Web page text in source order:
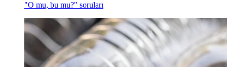
"O mu, bu mu?" soruları